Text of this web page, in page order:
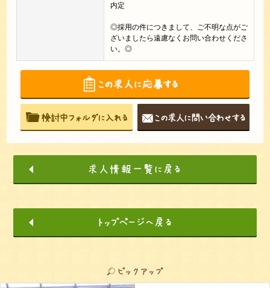
内定
◎採用の件につきまして、ご不明な点がご
ざいましたら遠慮なくお問い合わせくださ
い。◎